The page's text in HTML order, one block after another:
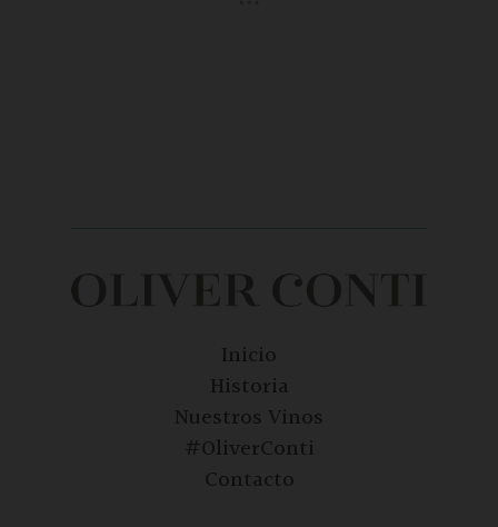
Inicio
Historia
Nuestros Vinos
#OliverConti
Contacto